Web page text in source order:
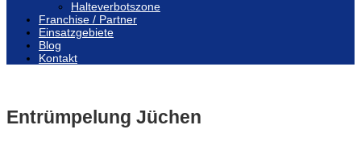
Halteverbotszone
Franchise / Partner
Einsatzgebiete
Blog
Kontakt
Entrümpelung Jüchen